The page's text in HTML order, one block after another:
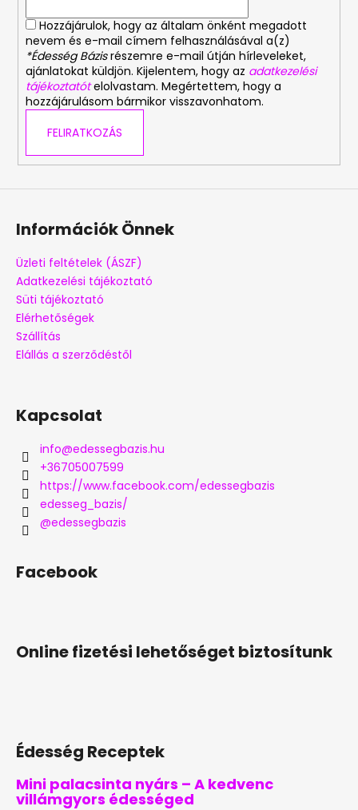
Hozzájárulok, hogy az általam önként megadott
nevem és e-mail címem felhasználásával a(z)
*Édesség Bázisrészemre e-mail útján hírleveleket,
ajánlatokat küldjön. Kijelentem, hogy az adatkezelési
tájékoztatót elolvastam. Megértettem, hogy a
hozzájárulásom bármikor visszavonhatom.
FELIRATKOZÁS
Információk Önnek
Üzleti feltételek (ÁSZF)
Adatkezelési tájékoztató
Süti tájékoztató
Elérhetőségek
Szállítás
Elállás a szerződéstől
Kapcsolat
info@edessegbazis.hu
+36705007599
https://www.facebook.com/edessegbazis
edesseg_bazis/
@edessegbazis
Facebook
Online fizetési lehetőséget biztosítunk
Édesség Receptek
Mini palacsinta nyárs – A kedvenc
villámgyors édességed